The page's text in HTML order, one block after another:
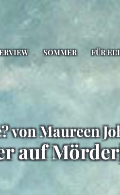
SOMMER FÜR
von Maureen
auf